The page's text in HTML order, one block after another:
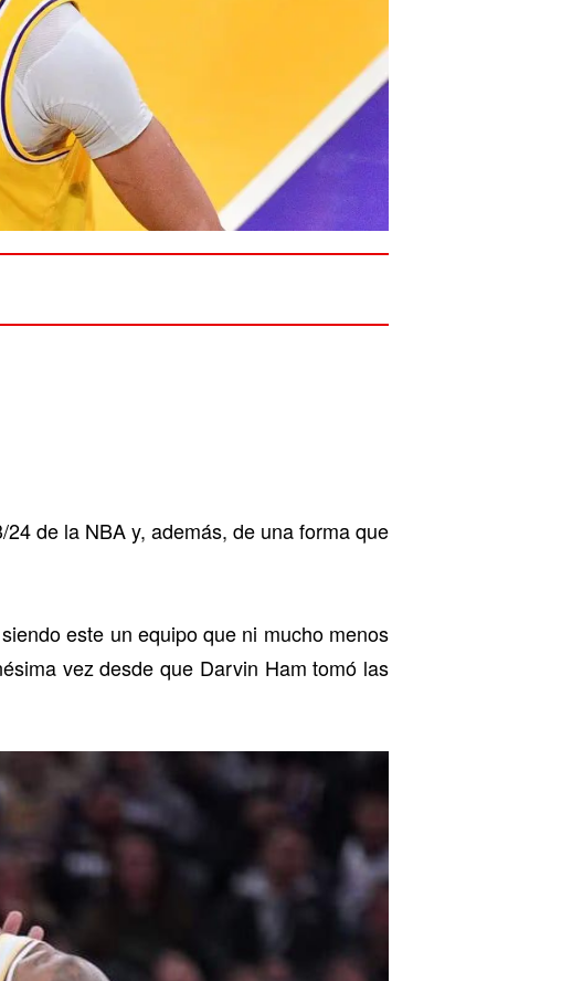
de la NBA y, además, de una forma que
este un equipo que ni mucho menos
vez desde que Darvin Ham tomó las